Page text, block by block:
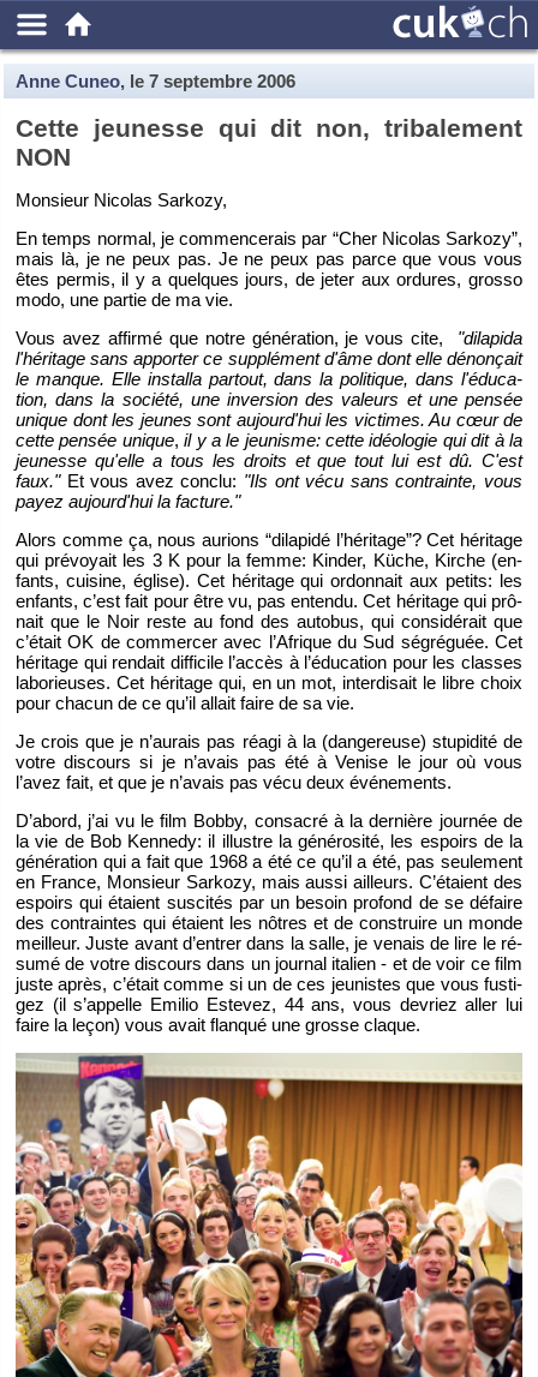
Anne Cuneo, le 7 septembre 2006
Cette jeu­nesse qui dit non, tri­ba­le­ment
NON
Mon­sieur Ni­co­las Sar­kozy,
En temps nor­mal, je com­men­ce­rais par “Cher Ni­co­las Sar­kozy”,
mais là, je ne peux pas. Je ne peux pas parce que vous vous
êtes per­mis, il y a quelques jours, de jeter aux or­dures, grosso
modo, une par­tie de ma vie.
Vous avez af­firmé que notre gé­né­ra­tion, je vous cite, "di­la­pida
l'hé­ri­tage sans ap­por­ter ce sup­plé­ment d'âme dont elle dé­non­çait
le manque. Elle ins­talla par­tout, dans la po­li­tique, dans l'édu­ca­
tion, dans la so­ciété, une in­ver­sion des va­leurs et une pen­sée
unique dont les jeunes sont au­jour­d'hui les vic­times. Au cœur de
cette pen­sée unique,il y a le jeu­nisme: cette idéo­lo­gie qui dit à la
jeu­nesse qu'elle a tous les droits et que tout lui est dû. C'est
faux."Et vous avez conclu: "Ils ont vécu sans contrainte, vous
payez au­jour­d'hui la fac­ture."
Alors comme ça, nous au­rions “di­la­pidé l’hé­ri­tage”? Cet hé­ri­tage
qui pré­voyait les 3 K pour la femme: Kin­der, Küche, Kirche (en­
fants, cui­sine, église). Cet hé­ri­tage qui or­don­nait aux pe­tits: les
en­fants, c’est fait pour être vu, pas en­tendu. Cet hé­ri­tage qui prô­
nait que le Noir reste au fond des au­to­bus, qui consi­dé­rait que
c’était OK de com­mer­cer avec l’Afrique du Sud sé­gré­guée. Cet
hé­ri­tage qui ren­dait dif­fi­cile l’ac­cès à l’édu­ca­tion pour les classes
la­bo­rieuses. Cet hé­ri­tage qui, en un mot, in­ter­di­sait le libre choix
pour cha­cun de ce qu’il al­lait faire de sa vie.
Je crois que je n’au­rais pas réagi à la (dan­ge­reuse) stu­pi­dité de
votre dis­cours si je n’avais pas été à Ve­nise le jour où vous
l’avez fait, et que je n’avais pas vécu deux évé­ne­ments.
D’abord, j’ai vu le film Bobby, consa­cré à la der­nière jour­née de
la vie de Bob Ken­nedy: il illustre la gé­né­ro­sité, les es­poirs de la
gé­né­ra­tion qui a fait que 1968 a été ce qu’il a été, pas seule­ment
en France, Mon­sieur Sar­kozy, mais aussi ailleurs. C’étaient des
es­poirs qui étaient sus­ci­tés par un be­soin pro­fond de se dé­faire
des contraintes qui étaient les nôtres et de construire un monde
meilleur. Juste avant d’en­trer dans la salle, je ve­nais de lire le ré­
sumé de votre dis­cours dans un jour­nal ita­lien - et de voir ce film
juste après, c’était comme si un de ces jeu­nistes que vous fus­ti­
gez (il s’ap­pelle Emi­lio Es­te­vez, 44 ans, vous de­vriez aller lui
faire la leçon) vous avait flan­qué une grosse claque.